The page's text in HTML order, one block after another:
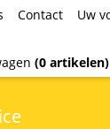
Contact
Uw
(0 artikelen)